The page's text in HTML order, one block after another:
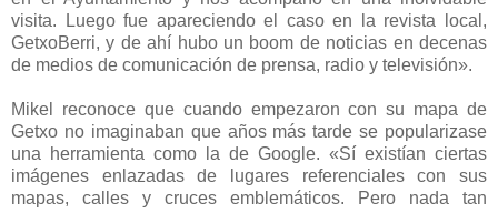
visita. Luego fue apareciendo el caso en la revista local,
GetxoBerri, y de ahí hubo un boom de noticias en decenas
de medios de comunicación de prensa, radio y televisión».
Mikel reconoce que cuando empezaron con su mapa de
Getxo no imaginaban que años más tarde se popularizase
una herramienta como la de Google. «Sí existían ciertas
imágenes enlazadas de lugares referenciales con sus
mapas, calles y cruces emblemáticos. Pero nada tan